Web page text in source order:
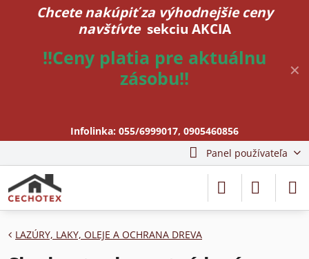
✕
Chcete nakúpiť za výhodnejšie ceny
navštívte sekciu AKCIA
!!Ceny platia pre aktuálnu
zásobu!!
Infolinka: 055/6999017, 0905460856
Panel používateľa
LAZÚRY, LAKY, OLEJE A OCHRANA DREVA